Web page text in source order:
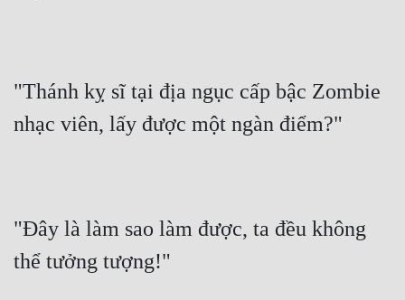
"Thánh kỵ sĩ tại địa ngục cấp bậc Zombie
nhạc viên, lấy được một ngàn điểm?"
"Đây là làm sao làm được, ta đều không
thể tưởng tượng!"